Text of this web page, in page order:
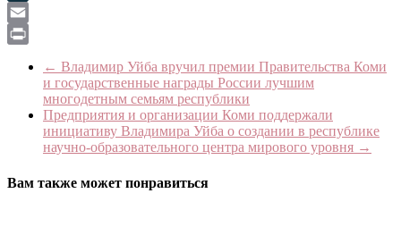
LiveJournal
Email
← Владимир Уйба вручил премии Правительства Коми
и государственные награды России лучшим
многодетным семьям республики
Предприятия и организации Коми поддержали
инициативу Владимира Уйба о создании в республике
научно-образовательного центра мирового уровня →
Вам также может понравиться